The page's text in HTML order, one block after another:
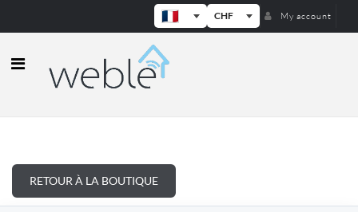
CHF My account
Weble — Passerelles IoT
RETOUR À LA BOUTIQUE